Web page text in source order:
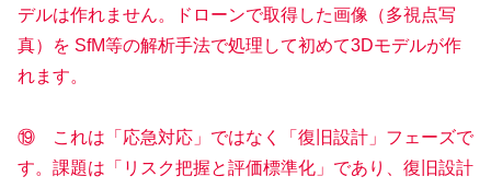
デルは作れません。ドローンで取得した画像（多視点写
真）を SfM等の解析手法で処理して初めて3Dモデルが作
れます。
⑲ これは「応急対応」ではなく「復旧設計」フェーズで
す。課題は「リスク把握と評価標準化」であり、復旧設計